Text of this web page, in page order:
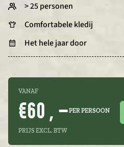
> 25 personen
Comfortabele kledij
Het hele jaar door
VANAF
€60 , –PER PERSOON
PRIJS EXCL. BTW